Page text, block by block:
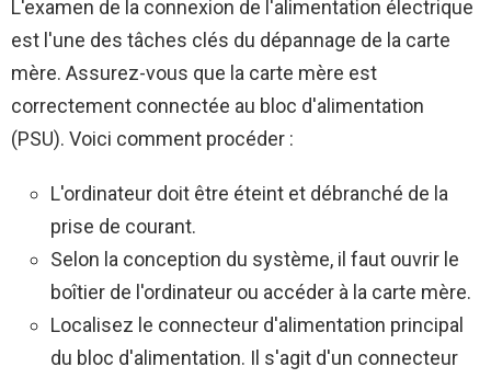
L'examen de la connexion de l'alimentation électrique
est l'une des tâches clés du dépannage de la carte
mère. Assurez-vous que la carte mère est
correctement connectée au bloc d'alimentation
(PSU). Voici comment procéder :
L'ordinateur doit être éteint et débranché de la
prise de courant.
Selon la conception du système, il faut ouvrir le
boîtier de l'ordinateur ou accéder à la carte mère.
Localisez le connecteur d'alimentation principal
du bloc d'alimentation. Il s'agit d'un connecteur